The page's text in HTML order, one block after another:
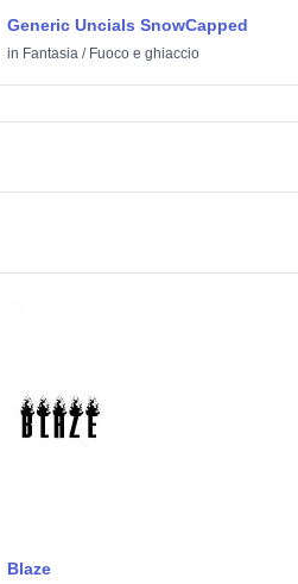
Generic Uncials SnowCapped
in Fantasia/ Fuoco e ghiaccio
Blaze